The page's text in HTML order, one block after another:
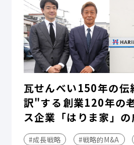
瓦せんべい150年の
訳"する――創業120年の
ス企業「はりま家」
#成長戦略 #戦略的M&A